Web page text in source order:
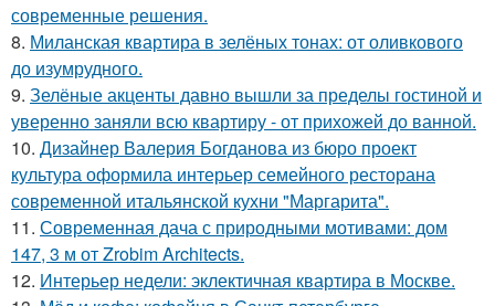
современные решения.
8. Миланская квартира в зелёных тонах: от оливкового
до изумрудного.
9. Зелёные акценты давно вышли за пределы гостиной и
уверенно заняли всю квартиру - от прихожей до ванной.
10. Дизайнер Валерия Богданова из бюро проект
культура оформила интерьер семейного ресторана
современной итальянской кухни "Маргарита".
11. Современная дача с природными мотивами: дом
147, 3 м от Zrobim Architects.
12. Интерьер недели: эклектичная квартира в Москве.